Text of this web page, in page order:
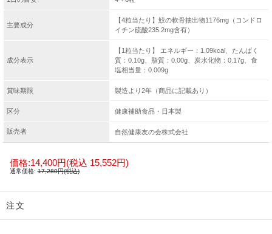
主要成分
【4粒当たり】鮫の軟骨抽出物1176mg（コンドロ
イチン硫酸235.2mg含有）
成分表示
【1粒当たり】 エネルギー：1.09kcal、たんぱく
質：0.10g、脂質：0.00g、炭水化物：0.17g、食
塩相当量：0.009g
賞味期限 製造より2年（商品に記載あり）
区分 健康補助食品・日本製
販売者 自然健康友の会株式会社
価格:14,400円(税込 15,552円)
通常価格:17,280円(税込)
注文